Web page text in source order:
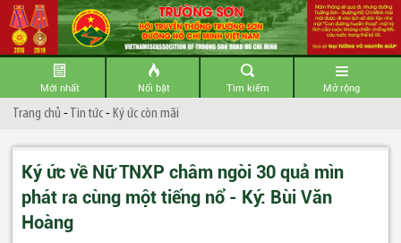
Mới nhất Nổi bật Tìm kiếm Mở rộng
Trang chủ -Tin tức- Ký ức còn mãi
Ký ức về Nữ TNXP châm ngòi 30 quả mìn
phát ra cùng một tiếng nổ - Ký: Bùi Văn
Hoàng